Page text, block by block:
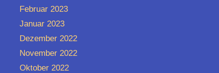
Februar 2023
Januar 2023
Dezember 2022
November 2022
Oktober 2022